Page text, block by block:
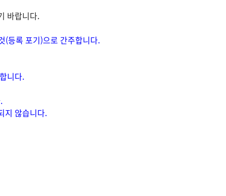
바랍니다.
(등록 포기)으로 간주합니다.
니다.
지 않습니다.